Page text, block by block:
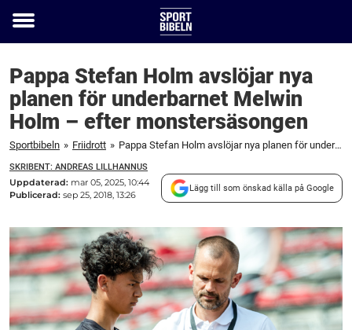
Toggle
Pappa Stefan Holm avslöjar nya
planen för underbarnet Melwin
Holm – efter monstersäsongen
Sportbibeln » Friidrott » Pappa Stefan Holm avslöjar nya planen för underbarnet Melwin Holm – efter monstersäsongen
SKRIBENT: ANDREAS LILLHANNUS
Uppdaterad: mar 05, 2025, 10:44
Publicerad: sep 25, 2018, 13:26
Lägg till som önskad källa på Google